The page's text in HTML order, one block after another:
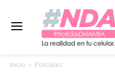
Inicio Policiales